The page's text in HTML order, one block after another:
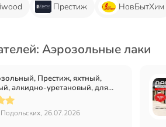
Престиж НовБытХим
Аэрозольные лаки
Престиж, яхтный,
алкидно-уретановый, для
и наружных работ, 0.52 л
26.07.2026